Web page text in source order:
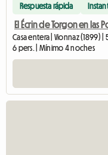
Respuesta rápida
El Écrin de Torgon en las
Casa entera | Vionnaz (1899) |
6 pers. | Mínimo 4 noches